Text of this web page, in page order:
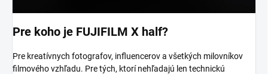
Pre koho je FUJIFILM X half?
Pre kreatívnych fotografov, influencerov a všetkých milovníkov
filmového vzhľadu. Pre tých, ktorí nehľadajú len technickú